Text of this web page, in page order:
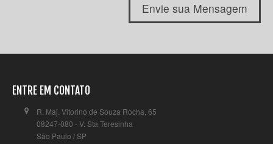
Envie sua Mensagem
ENTRE EM CONTATO
R. Maj. Vitorino de Souza Rocha, 65
08247-080 - V. Sta Teresinha
São Paulo / SP